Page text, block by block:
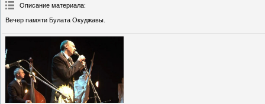
Описание материала:
Вечер памяти Булата Окуджавы.